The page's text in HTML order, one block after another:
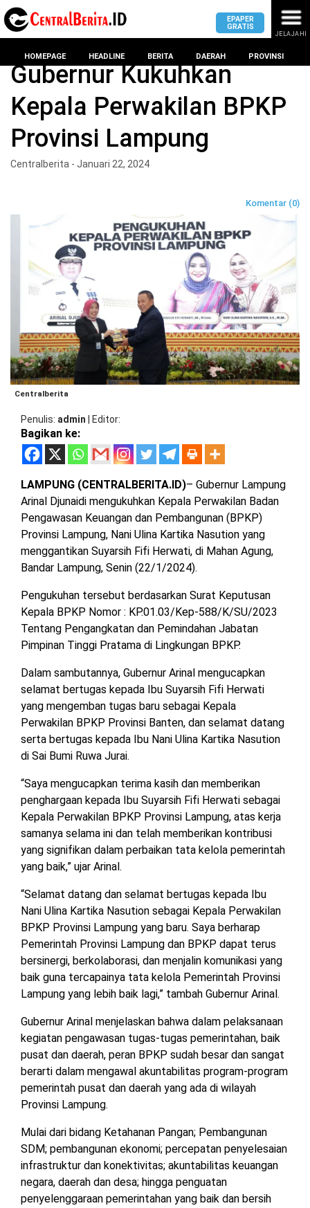
MASUK
LAMPUNG
PESAWARAN
TANGGAMUS
PRINGSEWU
LAMPUNG
LAMPUNG
TENGAH
LAMPUNG
BARAT
LAMPUNG
TIMUR
UTARA
MESUJI
PESISIR
BARAT
TULANG
BAWANG
TULANG
BARAT
WAYKANAN
BANDAR
LAMPUNG
DPRD
METRO
DPRD
PESAWARAN
TANGGAMUS
DPRD
DPRD
LAMSEL
DPRD
LAMTENG
DPRD
LAMBAR
DPRD
DPRD
LAMPUNG
UTARA
DPRD
DPRD
PESISIR
BARAT
DPRD
BAWANG
DPRD
TULANG
BAWANG
BARAT
DPRD
WAYKANAN
SUMSEL
BANTEN
JAWAB
DKI
JAKARTA
INFO
PERIKLANAN
KEBIJAKAN
PRIVASI
SOSIAL
MEDIA
PEDOMAN
MEDIA
SIBER
REDAKSI
TENTANG
KAMI
EPAPER
GRATIS
JELAJAHI
HOMEPAGE HEADLINE BERITA DAERAH PROVINSI
Gubernur Kukuhkan
Kepala Perwakilan BPKP
Provinsi Lampung
Centralberita - Januari 22, 2024
Komentar (0)
Centralberita
Penulis admin Editor
Bagikan ke:
LAMPUNG (CENTRALBERITA.ID)– Gubernur Lampung
Arinal Djunaidi mengukuhkan Kepala Perwakilan Badan
Pengawasan Keuangan dan Pembangunan (BPKP)
Provinsi Lampung, Nani Ulina Kartika Nasution yang
menggantikan Suyarsih Fifi Herwati, di Mahan Agung,
Bandar Lampung, Senin (22/1/2024).
Pengukuhan tersebut berdasarkan Surat Keputusan
Kepala BPKP Nomor : KP.01.03/Kep-588/K/SU/2023
Tentang Pengangkatan dan Pemindahan Jabatan
Pimpinan Tinggi Pratama di Lingkungan BPKP.
Dalam sambutannya, Gubernur Arinal mengucapkan
selamat bertugas kepada Ibu Suyarsih Fifi Herwati
yang mengemban tugas baru sebagai Kepala
Perwakilan BPKP Provinsi Banten, dan selamat datang
serta bertugas kepada Ibu Nani Ulina Kartika Nasution
di Sai Bumi Ruwa Jurai.
“Saya mengucapkan terima kasih dan memberikan
penghargaan kepada Ibu Suyarsih Fifi Herwati sebagai
Kepala Perwakilan BPKP Provinsi Lampung, atas kerja
samanya selama ini dan telah memberikan kontribusi
yang signifikan dalam perbaikan tata kelola pemerintah
yang baik,” ujar Arinal.
“Selamat datang dan selamat bertugas kepada Ibu
Nani Ulina Kartika Nasution sebagai Kepala Perwakilan
BPKP Provinsi Lampung yang baru. Saya berharap
Pemerintah Provinsi Lampung dan BPKP dapat terus
bersinergi, berkolaborasi, dan menjalin komunikasi yang
baik guna tercapainya tata kelola Pemerintah Provinsi
Lampung yang lebih baik lagi,” tambah Gubernur Arinal.
Gubernur Arinal menjelaskan bahwa dalam pelaksanaan
kegiatan pengawasan tugas-tugas pemerintahan, baik
pusat dan daerah, peran BPKP sudah besar dan sangat
berarti dalam mengawal akuntabilitas program-program
pemerintah pusat dan daerah yang ada di wilayah
Provinsi Lampung.
Mulai dari bidang Ketahanan Pangan; Pembangunan
SDM; pembangunan ekonomi; percepatan penyelesaian
infrastruktur dan konektivitas; akuntabilitas keuangan
negara, daerah dan desa; hingga penguatan
penyelenggaraan pemerintahan yang baik dan bersih